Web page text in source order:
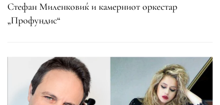
Стефан Миленковиќ и камерниот оркестар
„Профундис“